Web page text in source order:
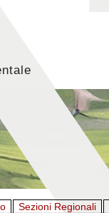
Sezioni Regionali